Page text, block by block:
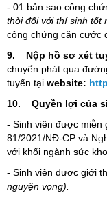
- 01 bản sao công
thời đối với thí sinh tốt
công chứng căn cước
9. Nộp hồ sơ xét
chuyển phát qua
tuyến tại website:
10. Quyền lợi của
- Sinh viên được miễn
81/2021/NĐ-CP và
với khối ngành sức
- Sinh viên được giới
nguyện vọng).